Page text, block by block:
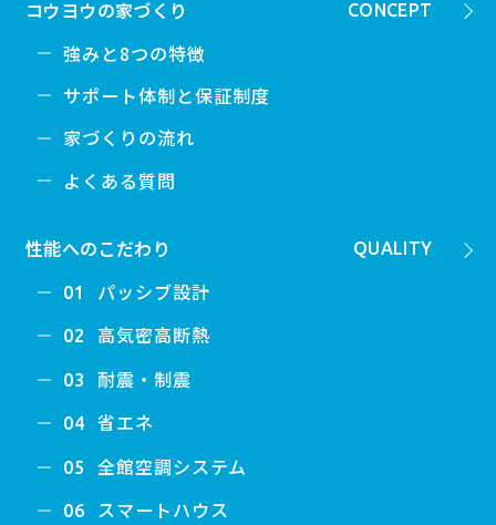
CONCEPT
コウヨウの家づくり
強みと8つの特徴
サポート体制と保証制度
家づくりの流れ
よくある質問
QUALITY
性能へのこだわり
01 パッシブ設計
02 高気密高断熱
03 耐震・制震
04 省エネ
05 全館空調システム
06 スマートハウス